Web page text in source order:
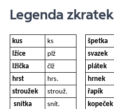
Legenda zkratek
kus ks špetka
lžíce
plž svazek
lžička
člž plátek
hrst
hrs. hrnek
stroužek
strouž. řapík
snítka
snít. kopeček